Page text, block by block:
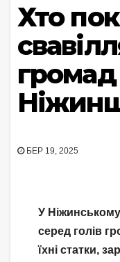
Хто
громад
БЕР 19, 2025
У
серед голів
їхні статки,